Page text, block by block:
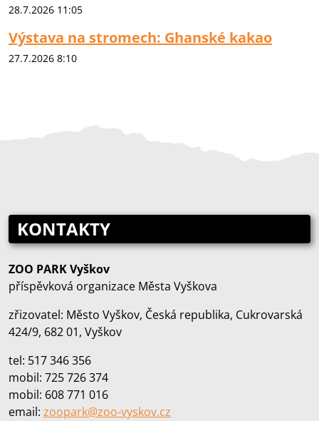
28.7.2026 11:05
Výstava na stromech: Ghanské kakao
27.7.2026 8:10
KONTAKTY
ZOO PARK Vyškov
příspěvková organizace Města Vyškova
zřizovatel: Město Vyškov, Česká republika, Cukrovarská
424/9, 682 01, Vyškov
tel: 517 346 356
mobil: 725 726 374
mobil: 608 771 016
email: zoopark@zoo‑vyskov.cz